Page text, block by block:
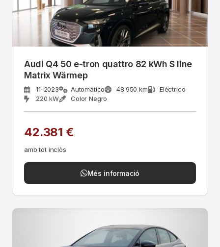
Audi Q4 50 e-tron quattro 82 kWh S line
Matrix Wärmep
11-2023 Automático 48.950 km
Eléctrico
220 kW
Color Negro
42.381 €
amb tot inclòs
Més informació